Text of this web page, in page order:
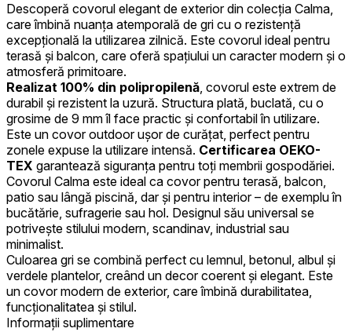
Descoperă covorul elegant de exterior din colecția Calma,
care îmbină nuanța atemporală de gri cu o rezistență
excepțională la utilizarea zilnică. Este covorul ideal pentru
terasă și balcon, care oferă spațiului un caracter modern și o
atmosferă primitoare.
Realizat 100% din polipropilenă, covorul este extrem de
durabil și rezistent la uzură. Structura plată, buclată, cu o
grosime de 9 mm îl face practic și confortabil în utilizare.
Este un covor outdoor ușor de curățat, perfect pentru
zonele expuse la utilizare intensă. Certificarea OEKO-
TEX garantează siguranța pentru toți membrii gospodăriei.
Covorul Calma este ideal ca covor pentru terasă, balcon,
patio sau lângă piscină, dar și pentru interior – de exemplu în
bucătărie, sufragerie sau hol. Designul său universal se
potrivește stilului modern, scandinav, industrial sau
minimalist.
Culoarea gri se combină perfect cu lemnul, betonul, albul și
verdele plantelor, creând un decor coerent și elegant. Este
un covor modern de exterior, care îmbină durabilitatea,
funcționalitatea și stilul.
Informații suplimentare